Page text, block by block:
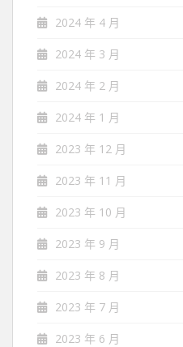
2024 年 4 月
2024 年 3 月
2024 年 2 月
2024 年 1 月
2023 年 12 月
2023 年 11 月
2023 年 10 月
2023 年 9 月
2023 年 8 月
2023 年 7 月
2023 年 6 月